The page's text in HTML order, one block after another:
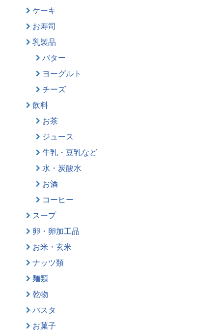
ケーキ
お寿司
乳製品
バター
ヨーグルト
チーズ
飲料
お茶
ジュース
牛乳・豆乳など
水・炭酸水
お酒
コーヒー
スープ
卵・卵加工品
お米・玄米
ナッツ類
麺類
乾物
パスタ
お菓子